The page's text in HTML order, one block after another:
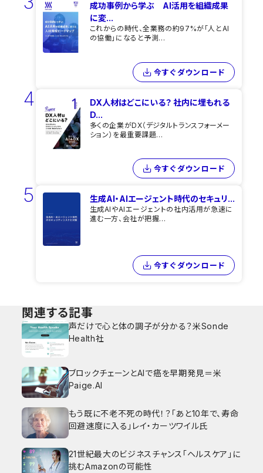
成功事例から学ぶ AI活用を組織成果
に変...
これからの時代、全業務の約97%が「人とAI
の協働」になると予測...
今すぐダウンロード
4
DX人材はどこにいる？ 社内に埋もれる
D...
多くの企業がDX（デジタルトランスフォーメー
ション）を最重要課題...
今すぐダウンロード
5 生成AI・AIエージェント時代のセキュリ...
生成AIやAIエージェントの社内活用が急速に
進む一方、会社が把握...
今すぐダウンロード
関連する記事
声だけで心と体の調子が分かる？米Sonde
Health社
ブロックチェーンとAIで癌を早期発見＝米
Paige.AI
もう既に不老不死の時代！？「あと10年で、寿命
回避速度に入る」レイ・カーツワイル氏
21世紀最大のビジネスチャンス「ヘルスケア」に
挑むAmazonの可能性